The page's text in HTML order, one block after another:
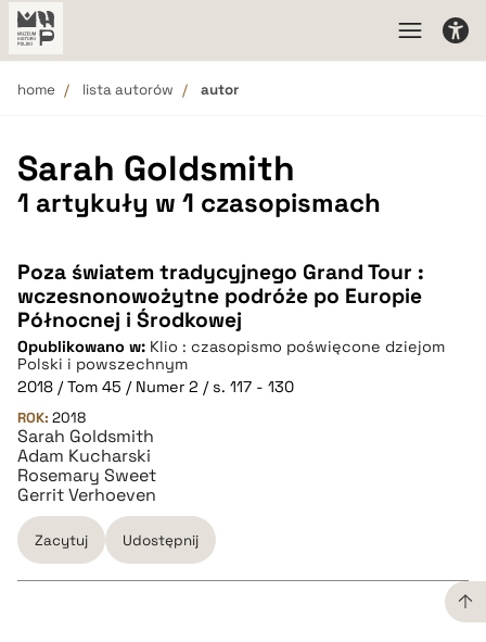
home lista autorów autor
Sarah Goldsmith
1 artykuły w 1 czasopismach
Poza światem tradycyjnego Grand Tour :
wczesnonowożytne podróże po Europie
Północnej i Środkowej
Opublikowano w: Klio : czasopismo poświęcone dziejom
Polski i powszechnym
2018 / Tom 45 / Numer 2 / s. 117 - 130
ROK: 2018
Sarah Goldsmith
Adam Kucharski
Rosemary Sweet
Gerrit Verhoeven
Zacytuj Udostępnij